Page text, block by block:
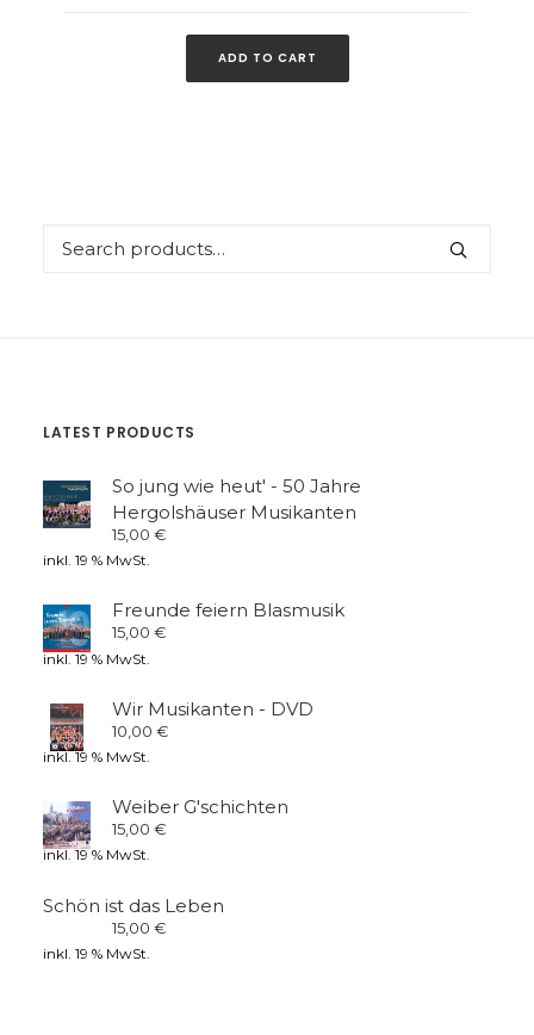
Search
LATEST PRODUCTS
So jung wie heut' - 50 Jahre
Hergolshäuser Musikanten
15,00 €
inkl. 19 % MwSt.
Freunde feiern Blasmusik
15,00 €
inkl. 19 % MwSt.
Wir Musikanten - DVD
10,00 €
inkl. 19 % MwSt.
Weiber G'schichten
15,00 €
inkl. 19 % MwSt.
Schön ist das Leben
15,00 €
inkl. 19 % MwSt.
ADD TO CART